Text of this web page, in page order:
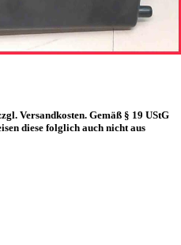
Versandkosten. Gemäß § 19 UStG
diese folglich auch nicht aus